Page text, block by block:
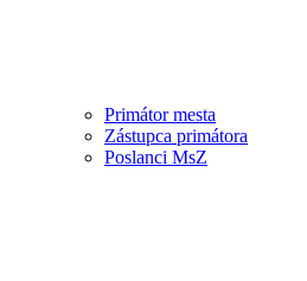
Primátor mesta
Zástupca primátora
Poslanci MsZ